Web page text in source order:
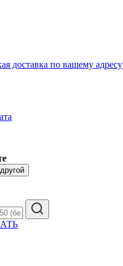
доставка по вашему адресу